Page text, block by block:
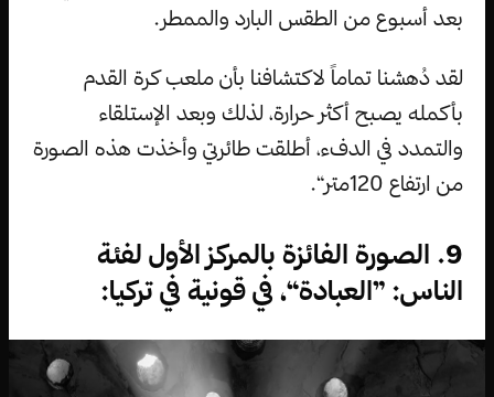
بعد أسبوع من الطقس البارد والممطر.
لقد دُهشنا تماماً لاكتشافنا بأن ملعب كرة القدم
بأكمله يصبح أكثر حرارة، لذلك وبعد الإستلقاء
والتمدد في الدفء، أطلقت طائرتي وأخذت هذه الصورة
من ارتفاع 120متر“.
9. الصورة الفائزة بالمركز الأول لفئة
الناس: ”العبادة“، في قونية في تركيا: